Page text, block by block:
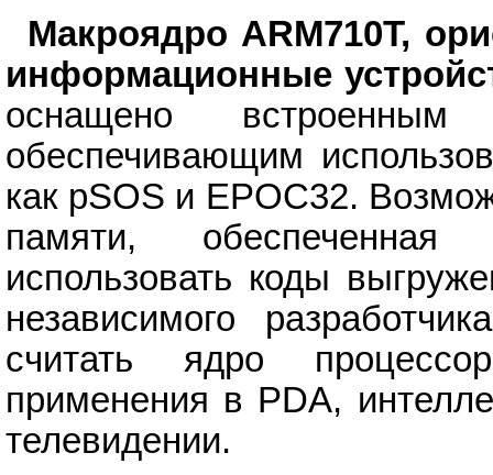
Макроядро ARM710T,
информационные
оснащено встроенным
обеспечивающим
как pSOS и EPOC32.
памяти,
использовать коды
независимого
считать ядро
применения в PDA,
телевидении.